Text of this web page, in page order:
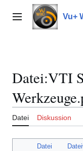
Inhalt
springenHauptmenü Vu+
Datei:VTI
Datei Diskussion
Datei